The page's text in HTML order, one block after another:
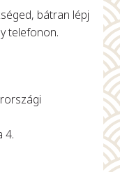
bátran lépj
telefonon.
4.